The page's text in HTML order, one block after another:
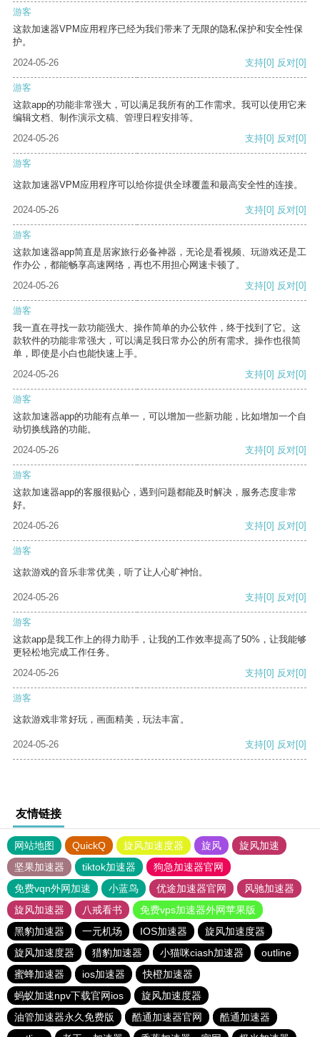
游客
这款加速器VPM应用程序已经为我们带来了无限的隐私保护和安全性保
护。
2024-05-26
支持[0] 反对[0]
游客
这款app的功能非常强大，可以满足我所有的工作需求。我可以使用它来
编辑文档、制作演示文稿、管理日程安排等。
2024-05-26
支持[0] 反对[0]
游客
这款加速器VPM应用程序可以给你提供全球覆盖和最高安全性的连接。
2024-05-26 支持[0] 反对[0]
游客
这款加速器app简直是居家旅行必备神器，无论是看视频、玩游戏还是工
作办公，都能畅享高速网络，再也不用担心网速卡顿了。
2024-05-26
支持[0] 反对[0]
游客
我一直在寻找一款功能强大、操作简单的办公软件，终于找到了它。这
款软件的功能非常强大，可以满足我日常办公的所有需求。操作也很简
单，即使是小白也能快速上手。
2024-05-26
支持[0] 反对[0]
游客
这款加速器app的功能有点单一，可以增加一些新功能，比如增加一个自
动切换线路的功能。
2024-05-26
支持[0] 反对[0]
游客
这款加速器app的客服很贴心，遇到问题都能及时解决，服务态度非常
好。
2024-05-26
支持[0] 反对[0]
游客
这款游戏的音乐非常优美，听了让人心旷神怡。
2024-05-26 支持[0] 反对[0]
游客
这款app是我工作上的得力助手，让我的工作效率提高了50%，让我能够
更轻松地完成工作任务。
2024-05-26
支持[0] 反对[0]
游客
这款游戏非常好玩，画面精美，玩法丰富。
2024-05-26 支持[0] 反对[0]
友情链接
网站地图 QuickQ 旋风加速度器 旋风
旋风加速
坚果加速器
tiktok加速器
狗急加速器官网
免费vqn外网加速
小蓝鸟 优途加速器官网
风驰加速器
旋风加速器
八戒看书
免费vps加速器外网苹果版
黑豹加速器
一元机场 IOS加速器
旋风加速度器
旋风加速度器
猎豹加速器 小猫咪ciash加速器
outline
蜜蜂加速器
ios加速器
快橙加速器
蚂蚁加速npv下载官网ios
旋风加速度器
油管加速器永久免费版
酷通加速器官网
酷通加速器